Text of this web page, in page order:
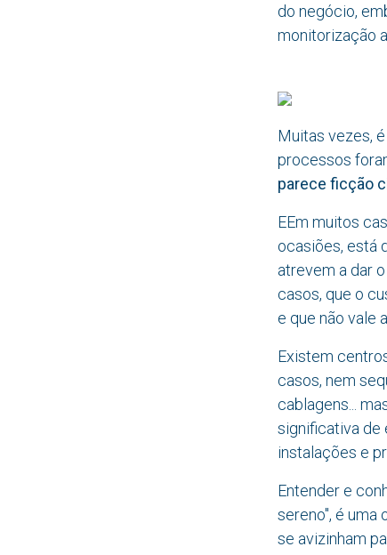
do negócio,
monitorização
Muitas vezes,
processos
parece ficção
EEm muitos
ocasiões, está
atrevem a dar
casos, que o
e que não vale
Existem
casos, nem
cablagens...
significativa de
instalações e
Entender e
sereno", é uma
se avizinham